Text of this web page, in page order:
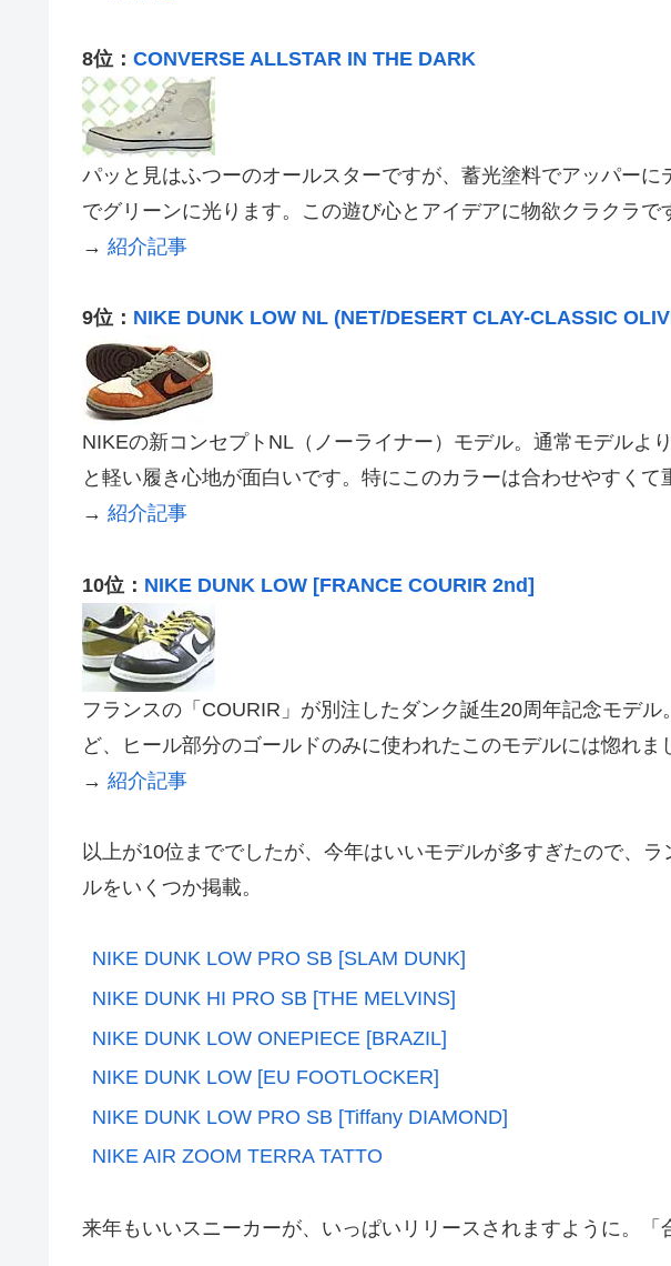
8位： CONVERSE ALLSTAR IN THE DARK
パッと見はふつーのオールスターですが、蓄光塗料でアッパーに
でグリーンに光ります。この遊び心とアイデアに物欲クラクラで
→ 紹介記事
9位： NIKE DUNK LOW NL (NET/DESERT CLAY-CLASSIC
NIKEの新コンセプトNL（ノーライナー）モデル。通常モデルよ
と軽い履き心地が面白いです。特にこのカラーは合わせやすくて
→ 紹介記事
10位： NIKE DUNK LOW [FRANCE COURIR 2nd]
フランスの「COURIR」が別注したダンク誕生20周年記念モデ
ど、ヒール部分のゴールドのみに使われたこのモデルには惚れま
→ 紹介記事
以上が10位まででしたが、今年はいいモデルが多すぎたので、
ルをいくつか掲載。
NIKE DUNK LOW PRO SB [SLAM DUNK]
NIKE DUNK HI PRO SB [THE MELVINS]
NIKE DUNK LOW ONEPIECE [BRAZIL]
NIKE DUNK LOW [EU FOOTLOCKER]
NIKE DUNK LOW PRO SB [Tiffany DIAMOND]
NIKE AIR ZOOM TERRA TATTO
来年もいいスニーカーが、いっぱいリリースされますように。「